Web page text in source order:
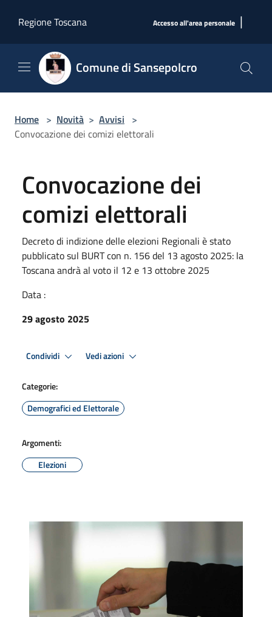
Regione Toscana
Accesso all'area personale |
Comune di Sansepolcro
Home > Novità > Avvisi >
Convocazione dei comizi elettorali
Convocazione dei
comizi elettorali
Decreto di indizione delle elezioni Regionali è stato
pubblicato sul BURT con n. 156 del 13 agosto 2025: la
Toscana andrà al voto il 12 e 13 ottobre 2025
Data :
29 agosto 2025
Condividi Vedi azioni
Categorie:
Demografici ed Elettorale
Argomenti:
Elezioni